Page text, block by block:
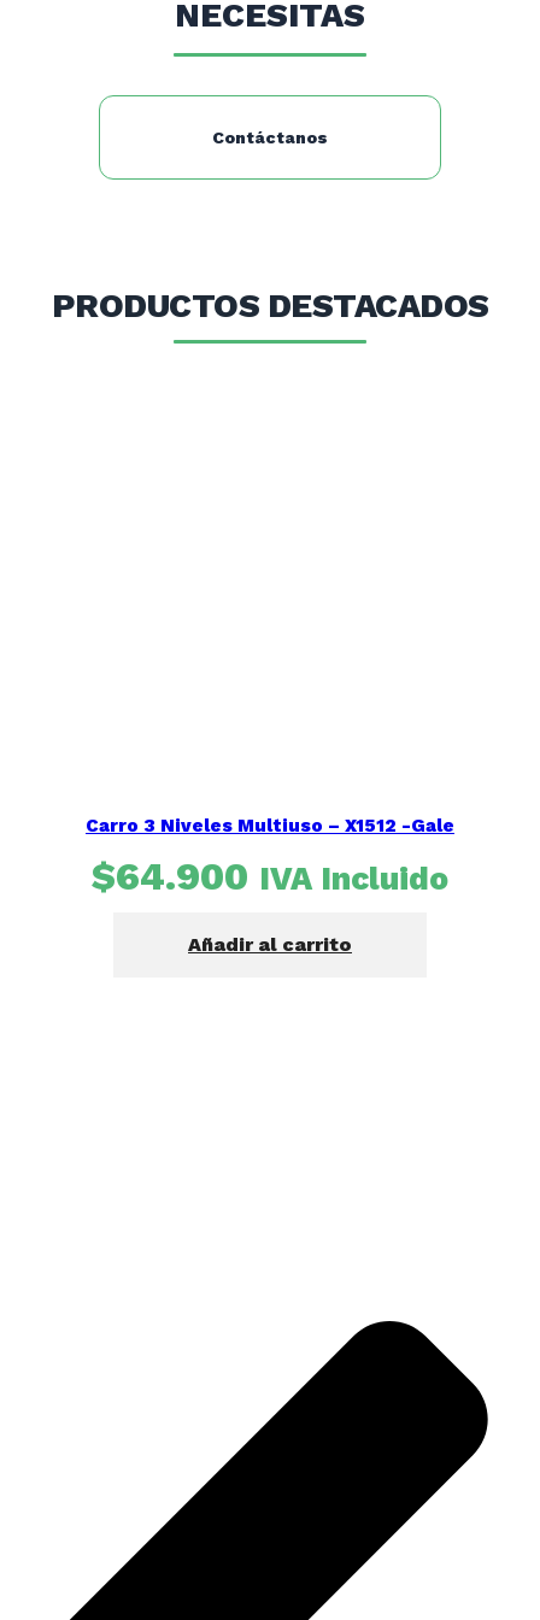
Porciones por envase de 1 kg.: 30
Rendimiento por 1 kg de producto (L).: 6
NECESITAS
Contáctanos
PRODUCTOS DESTACADOS
Carro 3 Niveles Multiuso – X1512 -Gale
$64.900 IVA Incluido
Añadir al carrito